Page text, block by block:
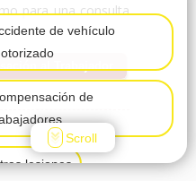
para una consulta
al Trabajador
de vehículo
de
lesiones
Scroll